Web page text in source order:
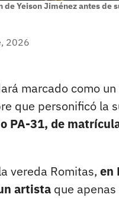
Yeison Jiménez antes de
2026
marcado como
que personificó la
PA-31, de
vereda Romitas, en
artista que